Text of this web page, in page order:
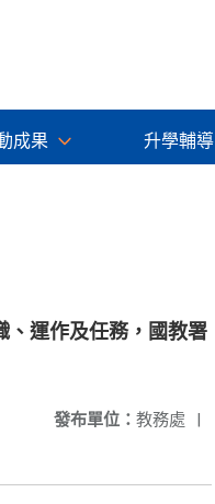
成果 升學輔導
、運作及任務，國教署
發布單位： 教務處 |